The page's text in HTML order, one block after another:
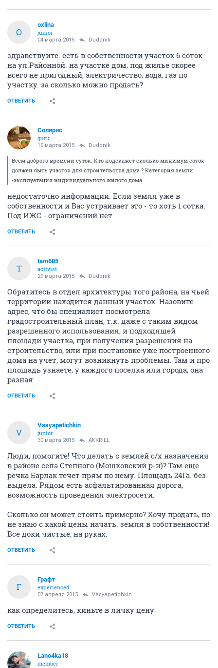
O
oxlina
junior
04 марта 2015 Dudonik
здравствуйте. есть в собственности участок 6 соток
на ул.Районной. на участке дом, под жилье скорее
всего не пригодный, электричество, вода, газ по
участку. за сколько можно продать?
ОТВЕТИТЬ
Солярис
guru
19 марта 2015 Dudonik
Всем доброго времени суток. Кто подскажет сколько минимум соток
должен быть участок для строительства дома ? Категория земли
-эксплуатация индивидуального жилого дома.
недостаточно информации. Если земля уже в
собственности и Вас устраивает это - то хоть 1 сотка.
Под ИЖС - ограничений нет.
ОТВЕТИТЬ
T
tam685
activist
29 марта 2015 Dudonik
Обратитесь в отдел архитектуры того района, на чьей
территории находится данный участок. Назовите
адрес, что бы специалист посмотрела
градостроительный план, т.к. даже с таким видом
разрешенного использования, и подходящей
площади участка, при получения разрешения на
строительство, или при постановке уже построенного
дома на учет, могут возникнуть проблемы. Там и про
площадь узнаете, у каждого поселка или города, она
разная.
ОТВЕТИТЬ
V
Vasyapetichkin
junior
30 марта 2015 AKKRILL
Люди, помогите! Что делать с землей с/х назначения
в районе села Степного (Мошковский р-н)? Там еще
речка Барлак течет прям по нему. Площадь 24Га. без
выдела. Рядом есть асфальтированная дорога,
возможность проведения электросети.
Сколько он может стоить примерно? Хочу продать, но
не знаю с какой цены начать. земля в собственности!
Все доки чистые, на руках.
ОТВЕТИТЬ
Г
Графт
experienced
07 апреля 2015 Vasyapetichkin
как определитесь, киньте в личку цену
ОТВЕТИТЬ
Lano4ka18
member